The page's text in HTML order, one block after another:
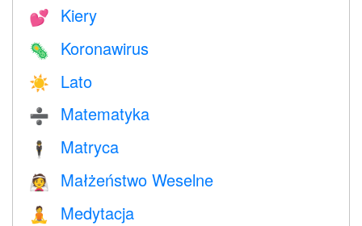
💕 Kiery
🦠 Koronawirus
☀️ Lato
➗ Matematyka
🕴️ Matryca
👰 Małżeństwo Weselne
🧘 Medytacja